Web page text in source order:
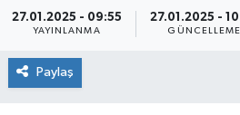
27.01.2025 - 09:55
YAYINLANMA
27.01.2025 -
GÜNCELLEME
Paylaş
Tüm Manşetler
Son Dakika Haberleri